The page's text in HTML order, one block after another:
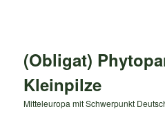
(Obligat)
Kleinpilze
Mitteleuropa mit Schwerpunkt